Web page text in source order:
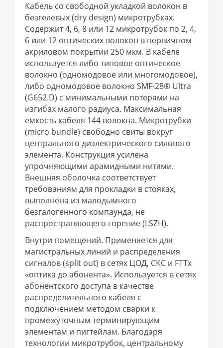
Кабель со свободной укладкой волокон в
безгелевых (dry design) микротрубках.
Содержит 4, 6, 8 или 12 микротрубок по 2, 4,
6 или 12 оптических волокон в первичном
акриловом покрытии 250 мкм. В кабеле
используется либо типовое оптическое
волокно (одномодовое или многомодовое),
либо одномодовое волокно SMF-28® Ultra
(G652.D) с минимальными потерями на
изгибах малого радиуса. Максимальная
емкость кабеля 144 волокна. Микротрубки
(micro bundle) свободно свиты вокруг
центрального диэлектрического силового
элемента. Конструкция усилена
упрочняющими арамидными нитями.
Внешняя оболочка соответствует
требованиям для прокладки в стояках,
выполнена из малодымного
безгалогенного компаунда, не
распространяющего горение (LSZH).
Внутри помещений. Применяется для
магистральных линий и распределения
сигналов (split out) в сетях ЦОД, СКС и FTTx
«оптика до абонента». Используется в сетях
абонентского доступа в качестве
распределительного кабеля с
подключением методом сварки к
промежуточным терминирующим
элементам и пигтейлам. Благодаря
технологии микротрубок, центральному